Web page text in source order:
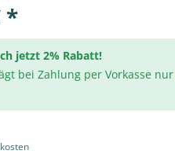
*
jetzt 2% Rabatt!
bei Zahlung per Vorkasse nur